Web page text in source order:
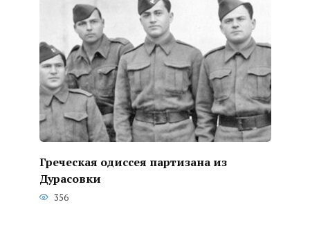
Греческая одиссея партизана из
Дурасовки
356